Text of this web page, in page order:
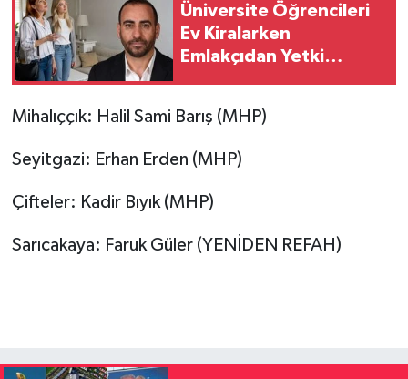
Üniversite Öğrencileri
Ev Kiralarken
Emlakçıdan Yetki
Mihalıççık: Halil Sami Barış (MHP)
Seyitgazi: Erhan Erden (MHP)
Çifteler: Kadir Bıyık (MHP)
Sarıcakaya: Faruk Güler (YENİDEN REFAH)